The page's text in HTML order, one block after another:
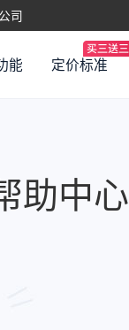
司
能 定价标准
助中心